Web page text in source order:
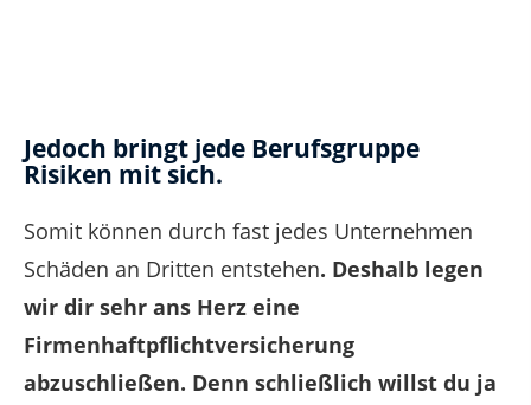
Jedoch bringt jede Berufsgruppe
Risiken mit sich.
Somit können durch fast jedes Unternehmen
Schäden an Dritten entstehen. Deshalb legen
wir dir sehr ans Herz eine
Firmenhaftpflichtversicherung
abzuschließen. Denn schließlich willst du ja